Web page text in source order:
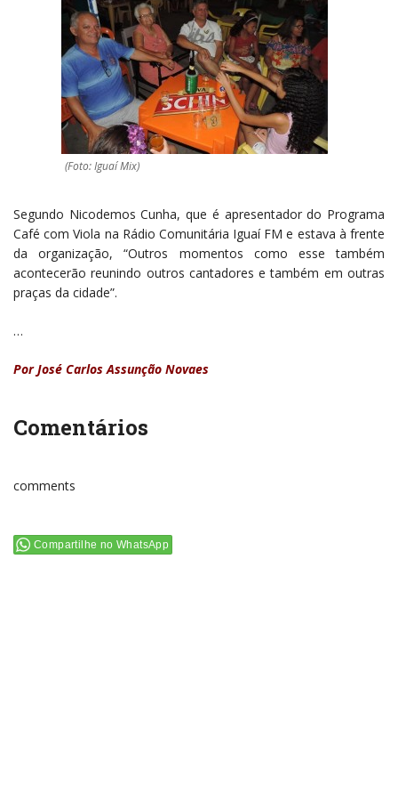
(Foto: Iguaí Mix)
Segundo Nicodemos Cunha, que é apresentador do Programa
Café com Viola na Rádio Comunitária Iguaí FM e estava à frente
da organização, “Outros momentos como esse também
acontecerão reunindo outros cantadores e também em outras
praças da cidade”.
…
Por José Carlos Assunção Novaes
Comentários
comments
Compartilhe no WhatsApp